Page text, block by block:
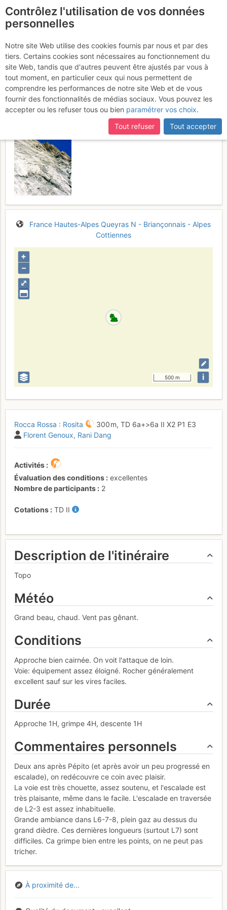
Rocca Rossa : Rosita
Vendredi 28 juillet 2017
France Hautes-Alpes Queyras N - Briançonnais - Alpes
Cottiennes
⤢
+
–
500 m i
Rocca Rossa : Rosita 300 m, TD 6a+>6a II X2 P1 E3
Florent Genoux Rani Dang
Activités
Évaluation des conditions
excellentes
Nombre de participants
2
Cotations TD II
Description de l'itinéraire
Topo
Météo
Grand beau, chaud. Vent pas gênant.
Conditions
Approche bien cairnée. On voit l'attaque de loin.
Voie: équipement assez éloigné. Rocher généralement
excellent sauf sur les vires faciles.
Durée
Approche 1H, grimpe 4H, descente 1H
Commentaires personnels
Deux ans après Pépito (et après avoir un peu progressé en
escalade), on redécouvre ce coin avec plaisir.
La voie est très chouette, assez soutenu, et l'escalade est
très plaisante, même dans le facile. L'escalade en traversée
de L2-3 est assez inhabituelle.
Grande ambiance dans L6-7-8, plein gaz au dessus du
grand dièdre. Ces dernières longueurs (surtout L7) sont
difficiles. Ca grimpe bien entre les points, on ne peut pas
tricher.
À proximité de...
Contrôlez l'utilisation de vos données
personnelles
Notre site Web utilise des cookies fournis par nous et par des
tiers. Certains cookies sont nécessaires au fonctionnement du
site Web, tandis que d'autres peuvent être ajustés par vous à
tout moment, en particulier ceux qui nous permettent de
comprendre les performances de notre site Web et de vous
fournir des fonctionnalités de médias sociaux. Vous pouvez les
accepter ou les refuser tous ou bien paramétrer vos choix.
Tout refuser
Tout accepter